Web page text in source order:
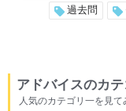
過去問
アドバイスのカテ
人気のカテゴリ一を見て